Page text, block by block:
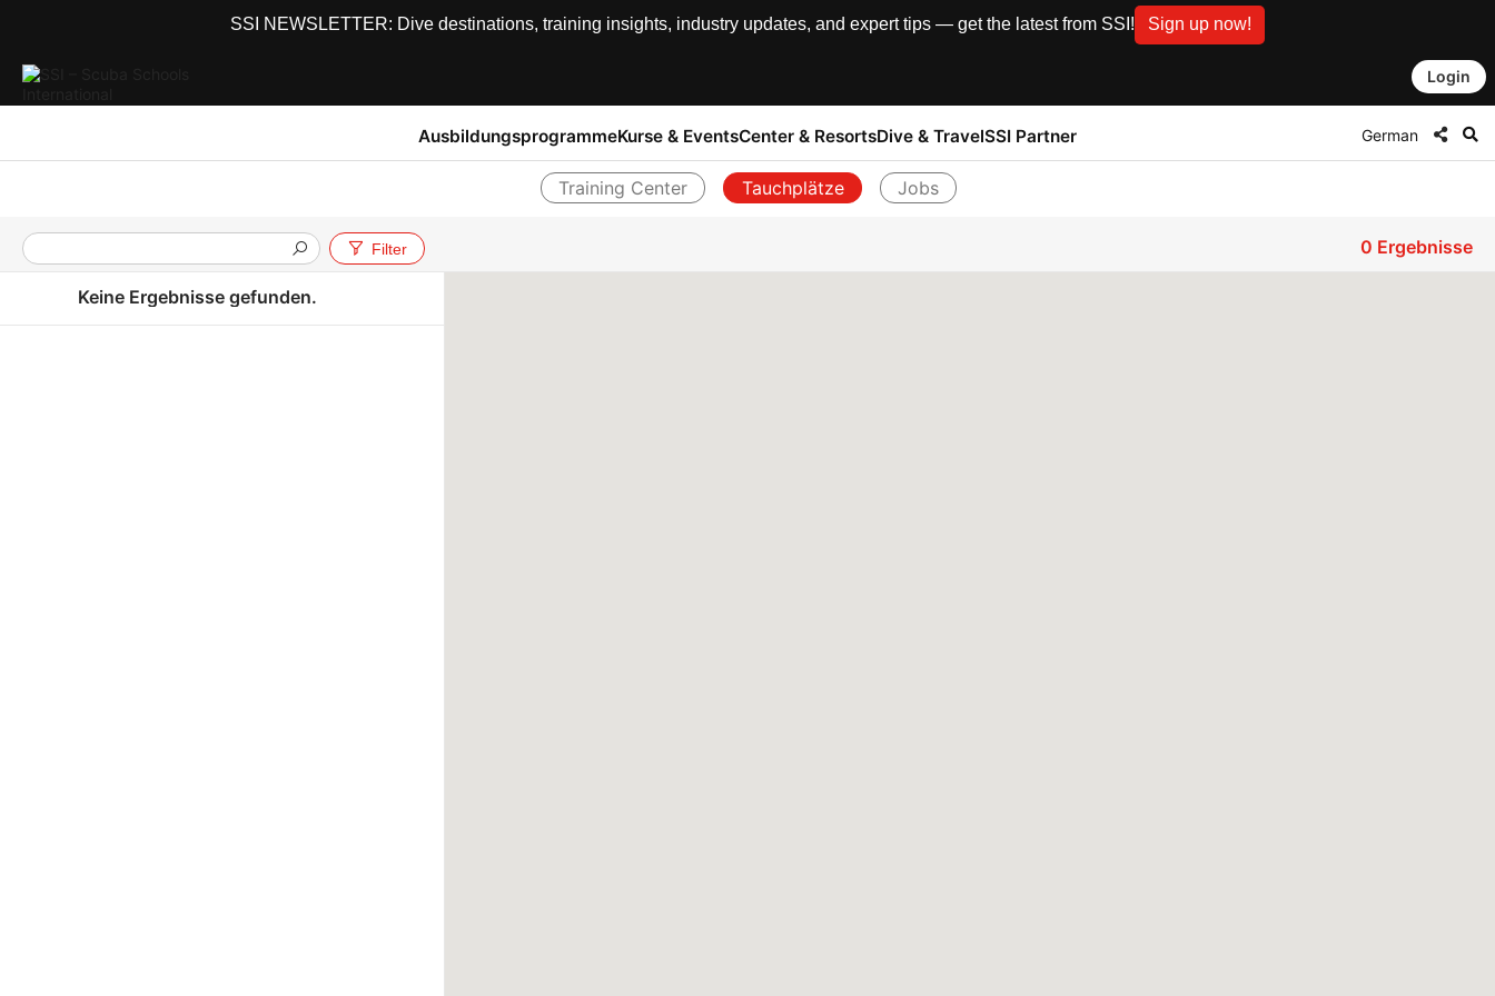
SSI NEWSLETTER: Dive destinations, training insights, industry updates, and expert tips — get the latest from SSI! Sign up now!
Login
AusbildungsprogrammeKurse & EventsCenter & ResortsDive & TravelSSI Partner German
Training Center Tauchplätze Jobs
Filter 0 Ergebnisse
Keine Ergebnisse gefunden.